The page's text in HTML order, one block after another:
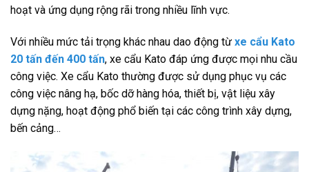
hoạt và ứng dụng rộng rãi trong nhiều lĩnh vực.
Với nhiều mức tải trọng khác nhau dao động từ xe cẩu Kato
20 tấn đến 400 tấn, xe cẩu Kato đáp ứng được mọi nhu cầu
công việc. Xe cẩu Kato thường được sử dụng phục vụ các
công việc nâng hạ, bốc dỡ hàng hóa, thiết bị, vật liệu xây
dựng nặng, hoạt động phổ biến tại các công trình xây dựng,
bến cảng…